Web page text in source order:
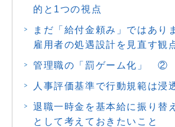
的と1つの視点
まだ「給付金頼み」ではあり
雇用者の処遇設計を見直す観
管理職の「罰ゲーム化」 ②
人事評価基準で行動規範は浸
退職一時金を基本給に振り替
として考えておきたいこと